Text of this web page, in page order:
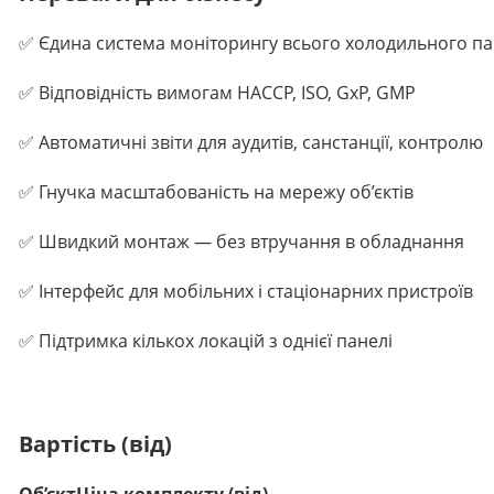
✅ Єдина система моніторингу всього холодильного
✅ Відповідність вимогам HACCP, ISO, GxP, GMP
✅ Автоматичні звіти для аудитів, санстанції, контролю
✅ Гнучка масштабованість на мережу об’єктів
✅ Швидкий монтаж — без втручання в обладнання
✅ Інтерфейс для мобільних і стаціонарних пристроїв
✅ Підтримка кількох локацій з однієї панелі
Вартість (від)